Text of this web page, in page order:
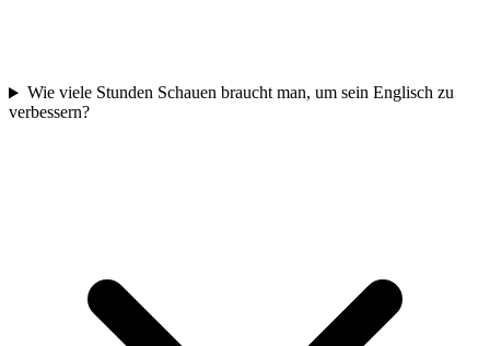
Wie viele Stunden Schauen braucht man, um sein Englisch zu
verbessern?